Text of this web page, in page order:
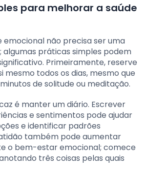
para melhorar a saúde
emocional não precisa ser uma
práticas simples podem
Primeiramente, reserve
mesmo todos os dias, mesmo que
de solitude ou meditação.
é manter um diário. Escrever
e sentimentos pode ajudar
e identificar padrões
também pode aumentar
o bem-estar emocional; comece
três coisas pelas quais